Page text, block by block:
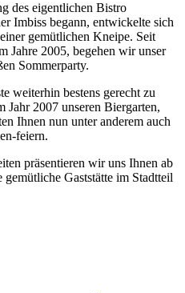
des eigentlichen Bistro
Imbiss begann, entwickelte sich
gemütlichen Kneipe. Seit
Jahre 2005, begehen wir unser
Sommerparty.
weiterhin bestens gerecht zu
2007 unseren Biergarten,
Ihnen nun unter anderem auch
feiern.
präsentieren wir uns Ihnen ab
Gaststätte im Stadtteil